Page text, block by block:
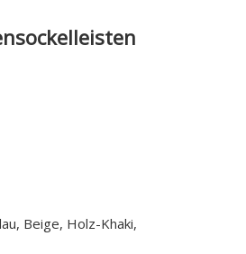
Beige, Holz-Khaki,